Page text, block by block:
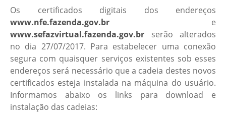
Os certificados digitais dos endereços
www.nfe.fazenda.gov.br e
www.sefazvirtual.fazenda.gov.br serão alterados
no dia 27/07/2017. Para estabelecer uma conexão
segura com quaisquer serviços existentes sob esses
endereços será necessário que a cadeia destes novos
certificados esteja instalada na máquina do usuário.
Informamos abaixo os links para download e
instalação das cadeias: